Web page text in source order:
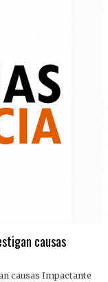
causas
causas Impactante